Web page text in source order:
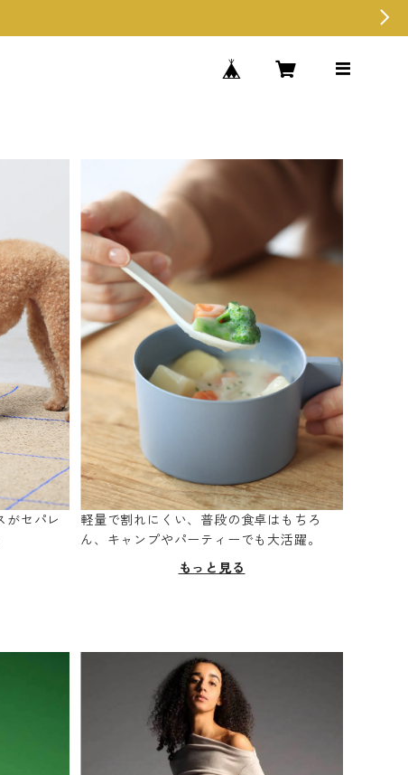
がセパレ
軽量で割れにくい、普段の食卓はもちろ
ん、キャンプやパーティーでも大活躍。
もっと見る